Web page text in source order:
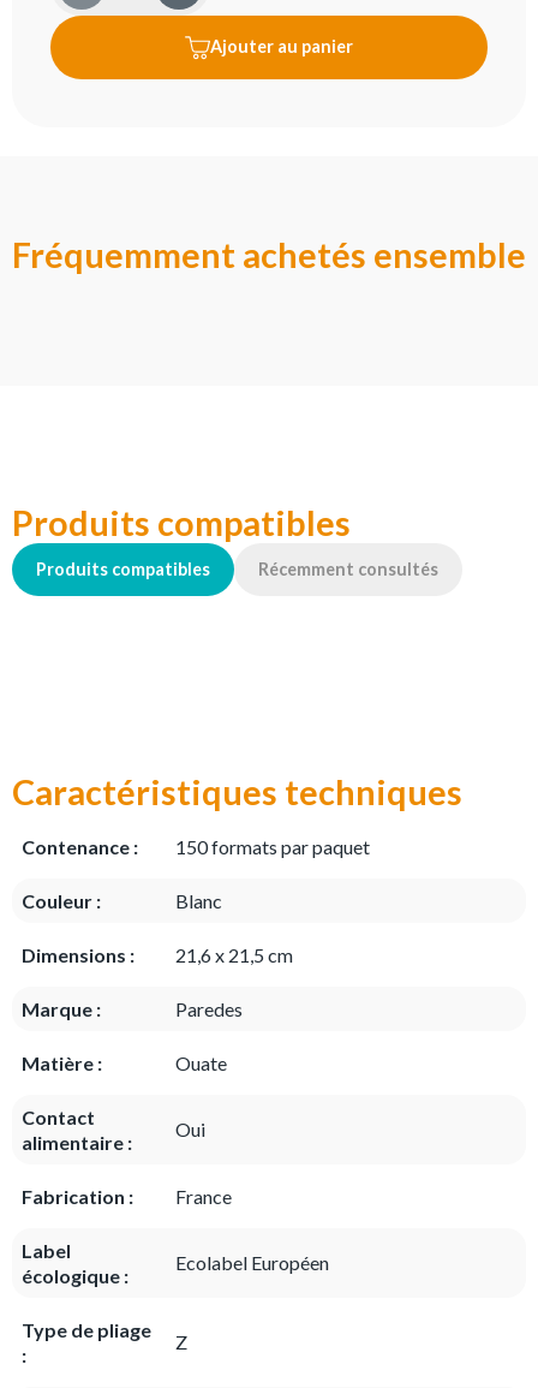
Ajouter au panier
Fréquemment achetés ensemble
Produits compatibles
Produits compatibles Récemment consultés
Caractéristiques techniques
Contenance : 150 formats par paquet
Couleur : Blanc
Dimensions : 21,6 x 21,5 cm
Marque : Paredes
Matière : Ouate
Contact
alimentaire :
Oui
Fabrication : France
Label
écologique :
Ecolabel Européen
Type de pliage
:
Z